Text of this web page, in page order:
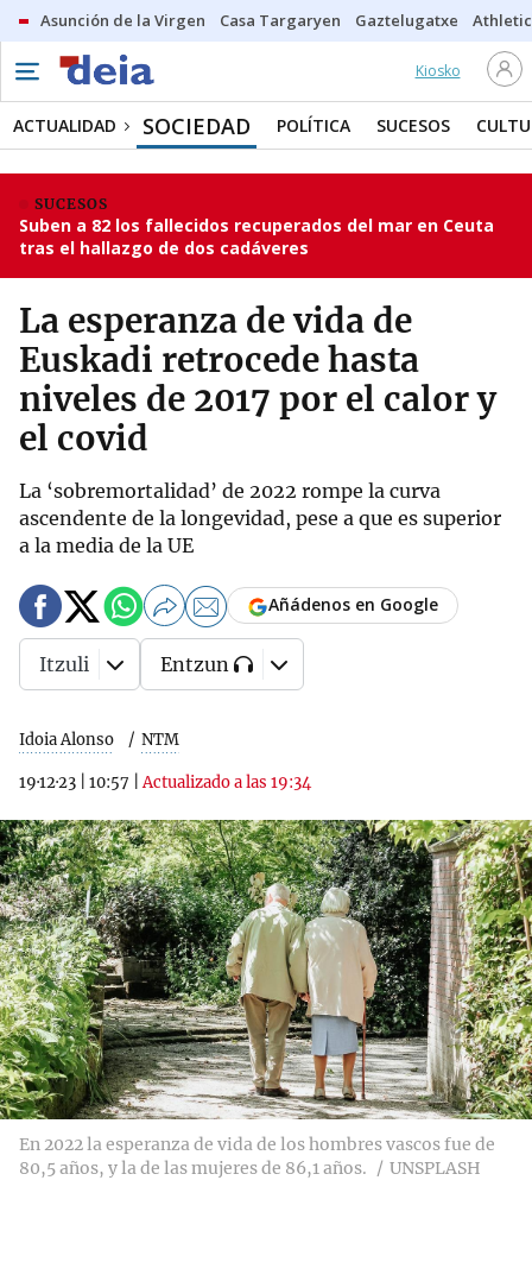
Asunción de la Virgen Casa Targaryen Gaztelugatxe Athletic
Kiosko
ACTUALIDAD SOCIEDAD POLÍTICA SUCESOS
SUCESOS
Suben a 82 los fallecidos recuperados del mar en Ceuta
tras el hallazgo de dos cadáveres
La esperanza de vida de
Euskadi retrocede hasta
niveles de 2017 por el calor y
el covid
La ‘sobremortalidad’ de 2022 rompe la curva
ascendente de la longevidad, pese a que es superior
a la media de la UE
Idoia Alonso NTM
19·12·23 10:57 |Actualizado a las 19:34
Añádenos en Google
Itzuli Entzun
En 2022 la esperanza de vida de los hombres vascos fue de
80,5 años, y la de las mujeres de 86,1 años.
UNSPLASH